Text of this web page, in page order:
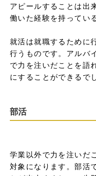
アピールすることは出
働いた経験を持ってい
就活は就職するために
行うものです。アルバ
で力を注いだことを語
にすることができるで
部活
学業以外で力を注いだ
対象になります。部活